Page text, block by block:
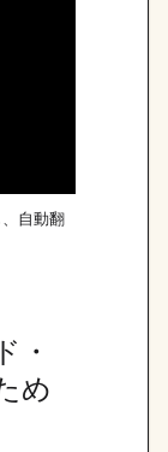
自動翻
・
め